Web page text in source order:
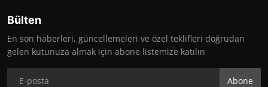
Bülten
En son haberleri, güncellemeleri ve özel teklifleri doğrudan
gelen kutunuza almak için abone listemize katılın
Abone